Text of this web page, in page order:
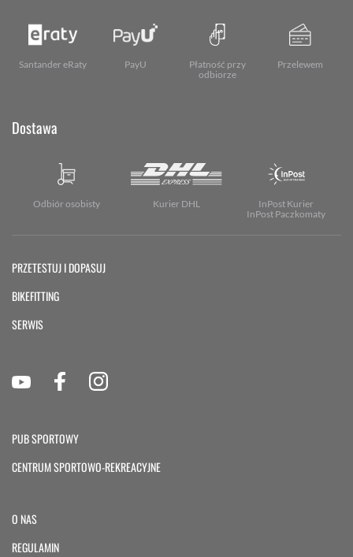
Santander eRaty PayU
Płatność przy
odbiorze
Przelewem
Dostawa
Odbiór osobisty Kurier DHL
InPost Kurier
InPost Paczkomaty
PRZETESTUJ I DOPASUJ
BIKEFITTING
SERWIS
PUB SPORTOWY
CENTRUM SPORTOWO-REKREACYJNE
O NAS
REGULAMIN